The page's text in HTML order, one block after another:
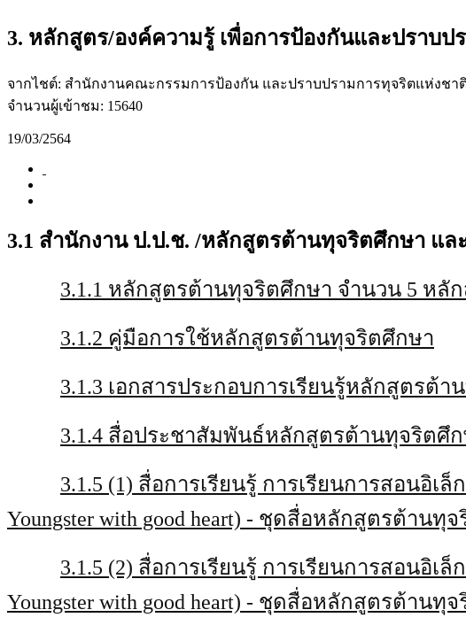
3. หลักสูตร/องค์ความรู้ เพื่อการป้องกันและปราบป
จากไชต์: สำนักงานคณะกรรมการป้องกัน และปราบปรามการทุจริตแห่งชา
จำนวนผู้เข้าชม: 15640
19/03/2564
3.1 สำนักงาน ป.ป.ช. /หลักสูตรต้านทุจริตศึกษา แล
3.1.1 หลักสูตรต้านทุจริตศึกษา จำนวน 5 หลั
3.1.2 คู่มือการใช้หลักสูตรต้านทุจริตศึกษา
3.1.3 เอกสารประกอบการเรียนรู้หลักสูตรต้า
3.1.4 สื่อประชาสัมพันธ์หลักสูตรต้านทุจริตศึ
3.1.5 (1) สื่อการเรียนรู้ การเรียนการสอน
Youngster with good heart) - ชุดสื่อหลักสูตรต้านทุ
3.1.5 (2) สื่อการเรียนรู้ การเรียนการสอน
Youngster with good heart) - ชุดสื่อหลักสูตรต้านทุ